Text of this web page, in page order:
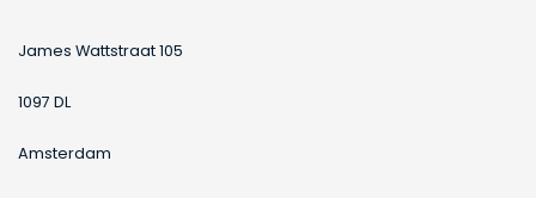
James Wattstraat 105
1097 DL
Amsterdam